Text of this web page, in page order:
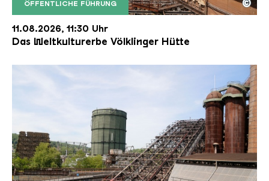
ÖFFENTLICHE FÜHRUNG
Der Erzschrägaufzug der Völklinger Hütte mit
Copyright: Weltkulturerbe Völklinger Hütte | Karl
©
11.08.2026, 11:30 Uhr
Das Weltkulturerbe Völklinger Hütte